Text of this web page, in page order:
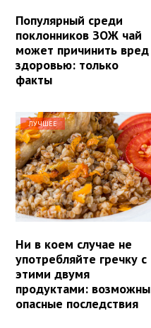
Популярный среди
поклонников ЗОЖ чай
может причинить вред
здоровью: только
факты
ЛУЧШЕЕ
Ни в коем случае не
употребляйте гречку с
этими двумя
продуктами: возможны
опасные последствия